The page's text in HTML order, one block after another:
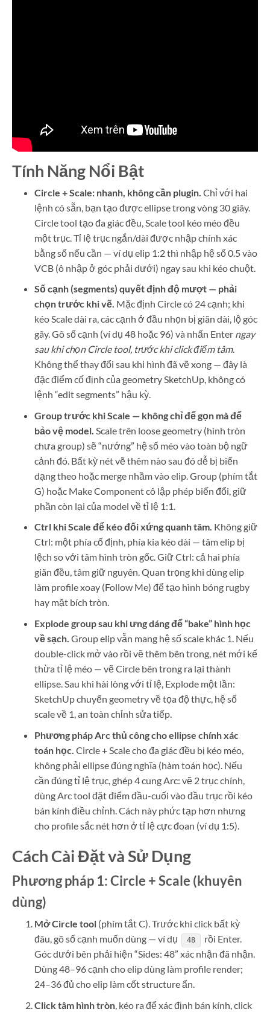
Tính Năng Nổi Bật
Circle + Scale: nhanh, không cần plugin. Chỉ với hai
lệnh có sẵn, bạn tạo được ellipse trong vòng 30 giây.
Circle tool tạo đa giác đều, Scale tool kéo méo đều
một trục. Tỉ lệ trục ngắn/dài được nhập chính xác
bằng số nếu cần — ví dụ elip 1:2 thì nhập hệ số 0.5 vào
VCB (ô nhập ở góc phải dưới) ngay sau khi kéo chuột.
Số cạnh (segments) quyết định độ mượt — phải
chọn trước khi vẽ. Mặc định Circle có 24 cạnh; khi
kéo Scale dài ra, các cạnh ở đầu nhọn bị giãn dài, lộ góc
gãy. Gõ số cạnh (ví dụ 48 hoặc 96) và nhấn Enter ngay
sau khi chọn Circle tool, trước khi click điểm tâm.
Không thể thay đổi sau khi hình đã vẽ xong — đây là
đặc điểm cố định của geometry SketchUp, không có
lệnh “edit segments” hậu kỳ.
Group trước khi Scale — không chỉ để gọn mà để
bảo vệ model. Scale trên loose geometry (hình tròn
chưa group) sẽ “nướng” hệ số méo vào toàn bộ ngữ
cảnh đó. Bất kỳ nét vẽ thêm nào sau đó dễ bị biến
dạng theo hoặc merge nhầm vào elip. Group (phím tắt
G) hoặc Make Component cô lập phép biến đổi, giữ
phần còn lại của model về tỉ lệ 1:1.
Ctrl khi Scale để kéo đối xứng quanh tâm. Không giữ
Ctrl: một phía cố định, phía kia kéo dài — tâm elip bị
lệch so với tâm hình tròn gốc. Giữ Ctrl: cả hai phía
giãn đều, tâm giữ nguyên. Quan trọng khi dùng elip
làm profile xoay (Follow Me) để tạo hình bóng rugby
hay mặt bích tròn.
Explode group sau khi ưng dáng để “bake” hình học
về sạch. Group elip vẫn mang hệ số scale khác 1. Nếu
double-click mở vào rồi vẽ thêm bên trong, nét mới kế
thừa tỉ lệ méo — vẽ Circle bên trong ra lại thành
ellipse. Sau khi hài lòng với tỉ lệ, Explode một lần:
SketchUp chuyển geometry về tọa độ thực, hệ số
scale về 1, an toàn chỉnh sửa tiếp.
Phương pháp Arc thủ công cho ellipse chính xác
toán học. Circle + Scale cho đa giác đều bị kéo méo,
không phải ellipse đúng nghĩa (hàm toán học). Nếu
cần đúng tỉ lệ trục, ghép 4 cung Arc: vẽ 2 trục chính,
dùng Arc tool đặt điểm đầu-cuối vào đầu trục rồi kéo
bán kính điều chỉnh. Cách này phức tạp hơn nhưng
cho profile sắc nét hơn ở tỉ lệ cực đoan (ví dụ 1:5).
Cách Cài Đặt và Sử Dụng
Phương pháp 1: Circle + Scale (khuyên
dùng)
Mở Circle tool(phím tắt C). Trước khi click bất kỳ
đâu, gõ số cạnh muốn dùng — ví dụ
48
rồi Enter.
Góc dưới bên phải hiện “Sides: 48” xác nhận đã nhận.
Dùng 48–96 cạnh cho elip dùng làm profile render;
24–36 đủ cho elip làm cốt structure ẩn.
Click tâm hình tròn, kéo ra để xác định bán kính, click